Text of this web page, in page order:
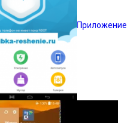
Приложение